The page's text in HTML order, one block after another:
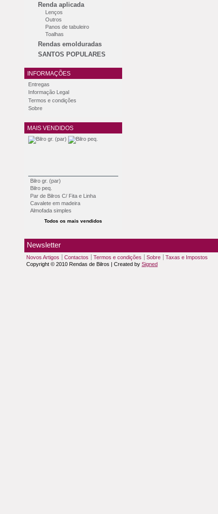
Renda aplicada
Lenços
Outros
Panos de tabuleiro
Toalhas
Rendas emolduradas
SANTOS POPULARES
INFORMAÇÕES
Entregas
Informação Legal
Termos e condições
Sobre
MAIS VENDIDOS
Bilro gr. (par)
Bilro peq.
Par de Bilros C/ Fita e Linha
Cavalete em madeira
Almofada simples
Todos os mais vendidos
Newsletter
Novos Artigos Contactos Termos e condições Sobre
Taxas e Impostos
Copyright © 2010 Rendas de Bilros | Created by Signed